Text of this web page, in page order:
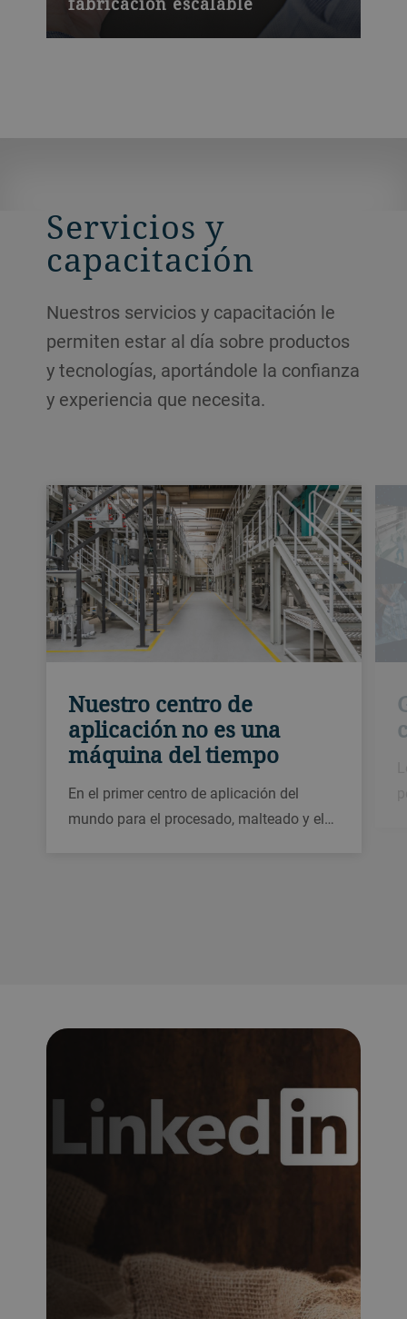
Servicios y
capacitación
Nuestros servicios y capacitación le
permiten estar al día sobre productos
y tecnologías, aportándole la confianza
y experiencia que necesita.
Nuestro centro de
aplicación no es una
máquina del tiempo
En el primer centro de aplicación del
mundo para el procesado, malteado y el…